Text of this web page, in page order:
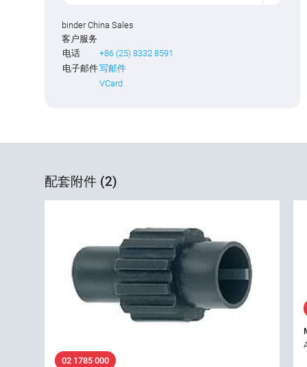
binder China Sales
客户服务
电话
+86 (25) 8332 8591
电子邮件写邮件
VCard
配套附件 (2)
02 1785 000